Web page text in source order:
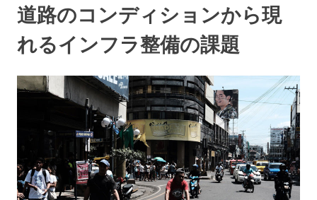
道路のコンディションから現
れるインフラ整備の課題